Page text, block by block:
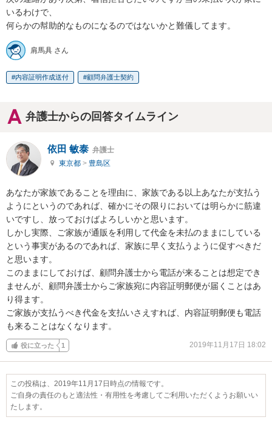
いるわけで、
何らかの幇助的なものになるのではないかと難儀してます。
肩馬具 さん
内容証明作成送付 顧問弁護士契約
弁護士からの回答タイムライン
依田 敏泰 弁護士
東京都 > 豊島区
あなたが家族であることを理由に、家族である以上あなたが支払う
ようにというのであれば、確かにその限りにおいては明らかに筋違
いですし、放っておけばよろしいかと思います。
しかし実際、ご家族が通販を利用して代金を未払のままにしている
という事実があるのであれば、家族に早く支払うように促すべきだ
と思います。
このままにしておけば、顧問弁護士から電話が来ることは想定でき
ませんが、顧問弁護士からご家族宛に内容証明郵便が届くことはあ
り得ます。
ご家族が支払うべき代金を支払いさえすれば、内容証明郵便も電話
も来ることはなくなります。
役に立った 1 2019年11月17日 18:02
この投稿は、2019年11月17日時点の情報です。
ご自身の責任のもと適法性・有用性を考慮してご利用いただくようお願いい
たします。